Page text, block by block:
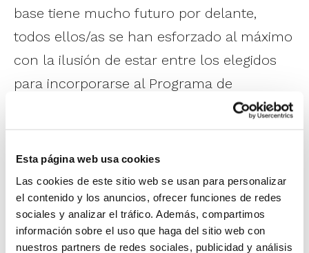
Esta página web usa cookies
Las cookies de este sitio web se usan para personalizar
el contenido y los anuncios, ofrecer funciones de redes
sociales y analizar el tráfico. Además, compartimos
información sobre el uso que haga del sitio web con
nuestros partners de redes sociales, publicidad y análisis
base tiene mucho futuro por delante,
todos ellos/as se han esforzado al máximo
con la ilusión de estar entre los elegidos
para incorporarse al Programa de
Tecnificación, puesto que estas Jornadas
incorporar a algunos de los jugadores/as
participantes a la Preselección de la
Comunitat Valenciana que preparará la